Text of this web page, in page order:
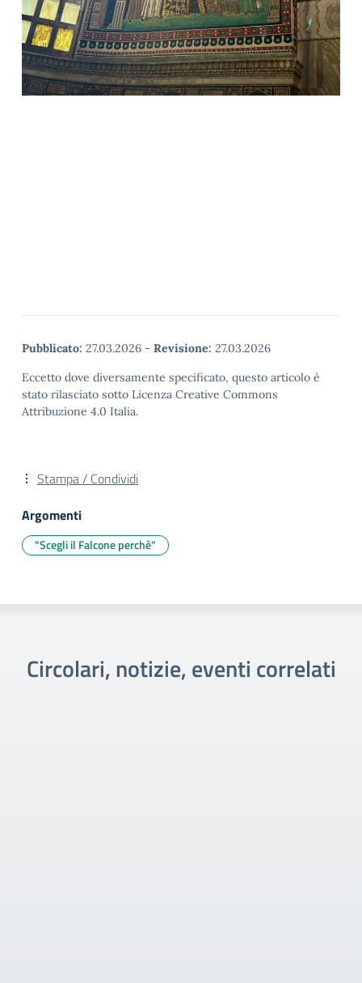
Pubblicato: 27.03.2026 - Revisione: 27.03.2026
Eccetto dove diversamente specificato, questo articolo è
stato rilasciato sotto Licenza Creative Commons
Attribuzione 4.0 Italia.
Stampa / Condividi
Argomenti
"Scegli il Falcone perchè"
Circolari, notizie, eventi correlati